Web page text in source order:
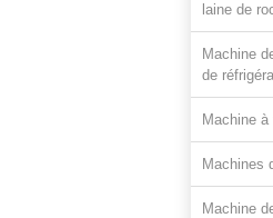
laine de
Machine
de
Machine
Machines
Machine